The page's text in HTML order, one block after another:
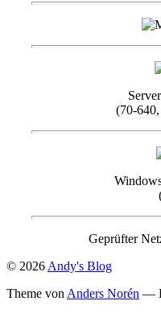
(70-
Geprüfter
© 2026 Andy's Blog
Theme von Anders Norén —